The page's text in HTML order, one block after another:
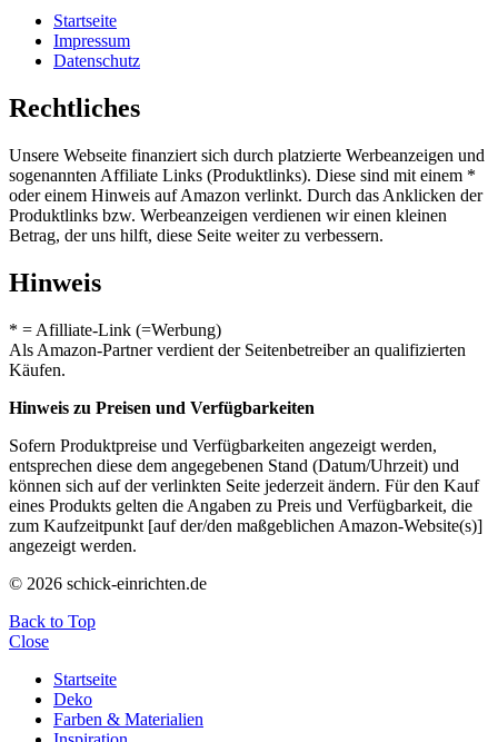
Startseite
Impressum
Datenschutz
Rechtliches
Unsere Webseite finanziert sich durch platzierte Werbeanzeigen und
sogenannten Affiliate Links (Produktlinks). Diese sind mit einem *
oder einem Hinweis auf Amazon verlinkt. Durch das Anklicken der
Produktlinks bzw. Werbeanzeigen verdienen wir einen kleinen
Betrag, der uns hilft, diese Seite weiter zu verbessern.
Hinweis
* = Afilliate-Link (=Werbung)
Als Amazon-Partner verdient der Seitenbetreiber an qualifizierten
Käufen.
Hinweis zu Preisen und Verfügbarkeiten
Sofern Produktpreise und Verfügbarkeiten angezeigt werden,
entsprechen diese dem angegebenen Stand (Datum/Uhrzeit) und
können sich auf der verlinkten Seite jederzeit ändern. Für den Kauf
eines Produkts gelten die Angaben zu Preis und Verfügbarkeit, die
zum Kaufzeitpunkt [auf der/den maßgeblichen Amazon-Website(s)]
angezeigt werden.
© 2026 schick-einrichten.de
Back to Top
Close
Startseite
Deko
Farben & Materialien